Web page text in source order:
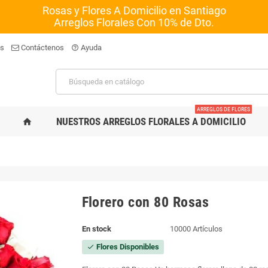
Rosas y Flores A Domicilio en Santiago
Arreglos Florales Con 10% de Dto.
Contáctenos help_outline Ayuda
home NUESTROS ARREGLOS FLORALES A DOMICILIO
ARREGLOS DE FLORES
Florero con 80 Rosas
En stock 10000 Artículos
check Flores Disponibles